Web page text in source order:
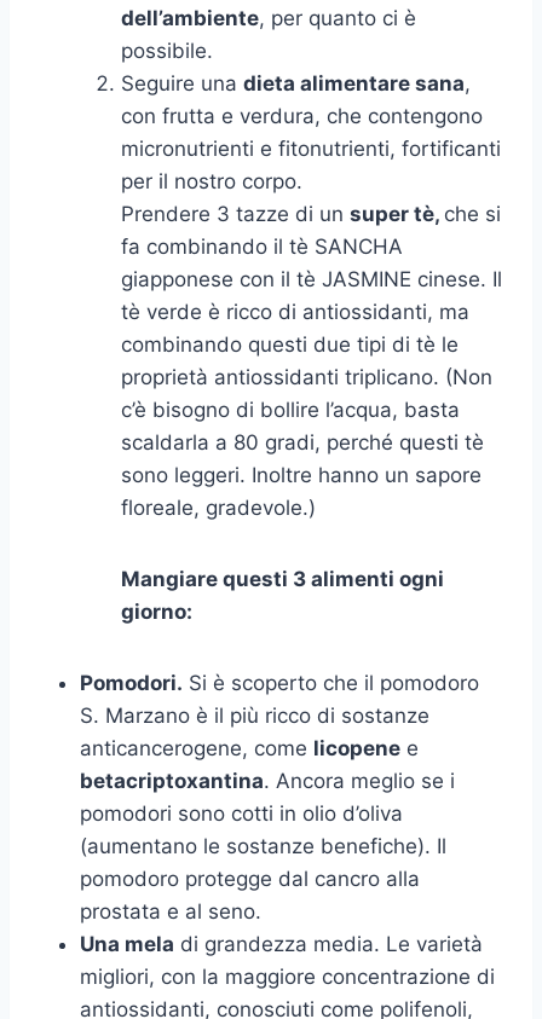
dell’ambiente, per quanto ci è
possibile.
Seguire una dieta alimentare sana,
con frutta e verdura, che contengono
micronutrienti e fitonutrienti, fortificanti
per il nostro corpo.
Prendere 3 tazze di un super tè, che si
fa combinando il tè SANCHA
giapponese con il tè JASMINE cinese. Il
tè verde è ricco di antiossidanti, ma
combinando questi due tipi di tè le
proprietà antiossidanti triplicano. (Non
c’è bisogno di bollire l’acqua, basta
scaldarla a 80 gradi, perché questi tè
sono leggeri. Inoltre hanno un sapore
floreale, gradevole.)
Mangiare questi 3 alimenti ogni
giorno:
Pomodori. Si è scoperto che il pomodoro
S. Marzano è il più ricco di sostanze
anticancerogene, come licopene e
betacriptoxantina. Ancora meglio se i
pomodori sono cotti in olio d’oliva
(aumentano le sostanze benefiche). Il
pomodoro protegge dal cancro alla
prostata e al seno.
Una mela di grandezza media. Le varietà
migliori, con la maggiore concentrazione di
antiossidanti, conosciuti come polifenoli,